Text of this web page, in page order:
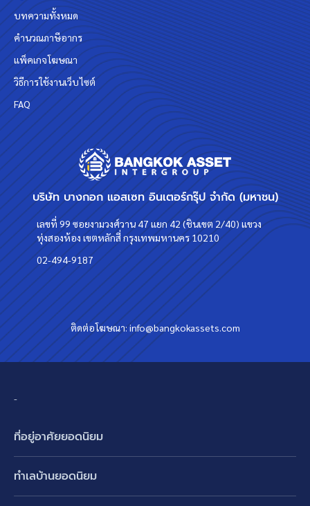
บริษัท บางกอก แอสเซท อินเตอร์กรุ๊ป จำกัด (มหาชน)
เลขที่ 99 ซอยงามวงศ์วาน 47 แยก 42 (ชินเขต 2/40) แขวง
ทุ่งสองห้อง เขตหลักสี่ กรุงเทพมหานคร 10210
02-494-9187
ติดต่อโฆษณา:info@bangkokassets.com
บทความทั้งหมด
คำนวณภาษีอากร
แพ็คเกจโฆษณา
วิธีการใช้งานเว็บไซต์
FAQ
-
ที่อยู่อาศัยยอดนิยม
ทำเลบ้านยอดนิยม